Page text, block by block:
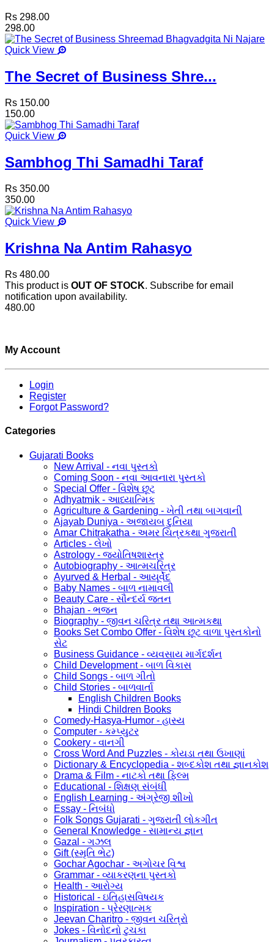
Rs 298.00
298.00
Quick View
The Secret of Business Shre...
Rs 150.00
150.00
Quick View
Sambhog Thi Samadhi Taraf
Rs 350.00
350.00
Quick View
Krishna Na Antim Rahasyo
Rs 480.00
This product is OUT OF STOCK. Subscribe for email
notification upon availability.
480.00
My Account
Login
Register
Forgot Password?
Categories
Gujarati Books
New Arrival - નવા પુસ્તકો
Coming Soon - નવા આવનારા પુસ્તકો
Special Offer - વિશેષ છૂટ
Adhyatmik - આધ્યાત્મિક
Agriculture & Gardening - ખેતી તથા બાગવાની
Ajayab Duniya - અજાયબ દુનિયા
Amar Chitrakatha - અમર ચિત્રકથા ગુજરાતી
Articles - લેખો
Astrology - જ્યોતિષશાસ્ત્ર
Autobiography - આત્મચરિત્ર
Ayurved & Herbal - આયૂર્વેદ
Baby Names - બાળ નામાવલી
Beauty Care - સૌન્દર્ય જતન
Bhajan - ભજન
Biography - જીવન ચરિત્ર તથા આત્મકથા
Books Set Combo Offer - વિશેષ છૂટ વાળા પુસ્તકોનો
સેટ
Business Guidance - વ્યવસાય માર્ગદર્શન
Child Development - બાળ વિકાસ
Child Songs - બાળ ગીતો
Child Stories - બાળવાર્તા
English Children Books
Hindi Children Books
Comedy-Hasya-Humor - હાસ્ય
Computer - કમ્પ્યુટર
Cookery - વાનગી
Cross Word And Puzzles - કોયડા તથા ઉખાણાં
Dictionary & Encyclopedia - શબ્દકોશ તથા જ્ઞાનકોશ
Drama & Film - નાટકો તથા ફિલ્મ
Educational - શિક્ષણ સંબંધી
English Learning - અંગ્રેજી શીખો
Essay - નિબંધો
Folk Songs Gujarati - ગુજરાતી લોકગીત
General Knowledge - સામાન્ય જ્ઞાન
Gazal - ગઝલ
Gift (સ્મૃતિ ભેટ)
Gochar Agochar - અગોચર વિશ્વ
Grammar - વ્યાકરણના પુસ્તકો
Health - આરોગ્ય
Historical - ઇતિહાસવિષયક
Inspiration - પ્રેરણાત્મક
Jeevan Charitro - જીવન ચરિત્રો
Jokes - વિનોદનો ટુચકા